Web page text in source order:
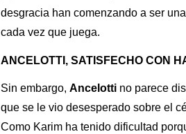
desgracia han comenzando a ser
cada vez que juega.
ANCELOTTI, SATISFECHO CON
Sin embargo, Ancelotti no parece
que se le vio desesperado sobre el
Como Karim ha tenido dificultad